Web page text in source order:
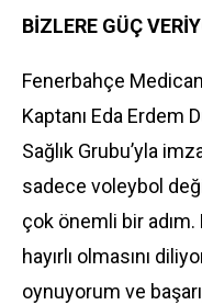
BİZLERE GÜÇ
Fenerbahçe
Kaptanı Eda Erdem
Sağlık Grubu’yla
sadece voleybol
çok önemli bir
hayırlı olmasını
oynuyorum ve